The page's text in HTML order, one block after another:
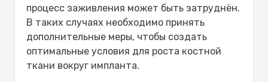
процесс заживления может быть затруднён.
В таких случаях необходимо принять
дополнительные меры, чтобы создать
оптимальные условия для роста костной
ткани вокруг импланта.